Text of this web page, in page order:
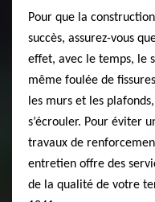
Pour que la
succès, assurez-vous
effet, avec le temps, le
même foulée de
les murs et les
s’écrouler. Pour éviter
travaux de
entretien offre des
de la qualité de votre